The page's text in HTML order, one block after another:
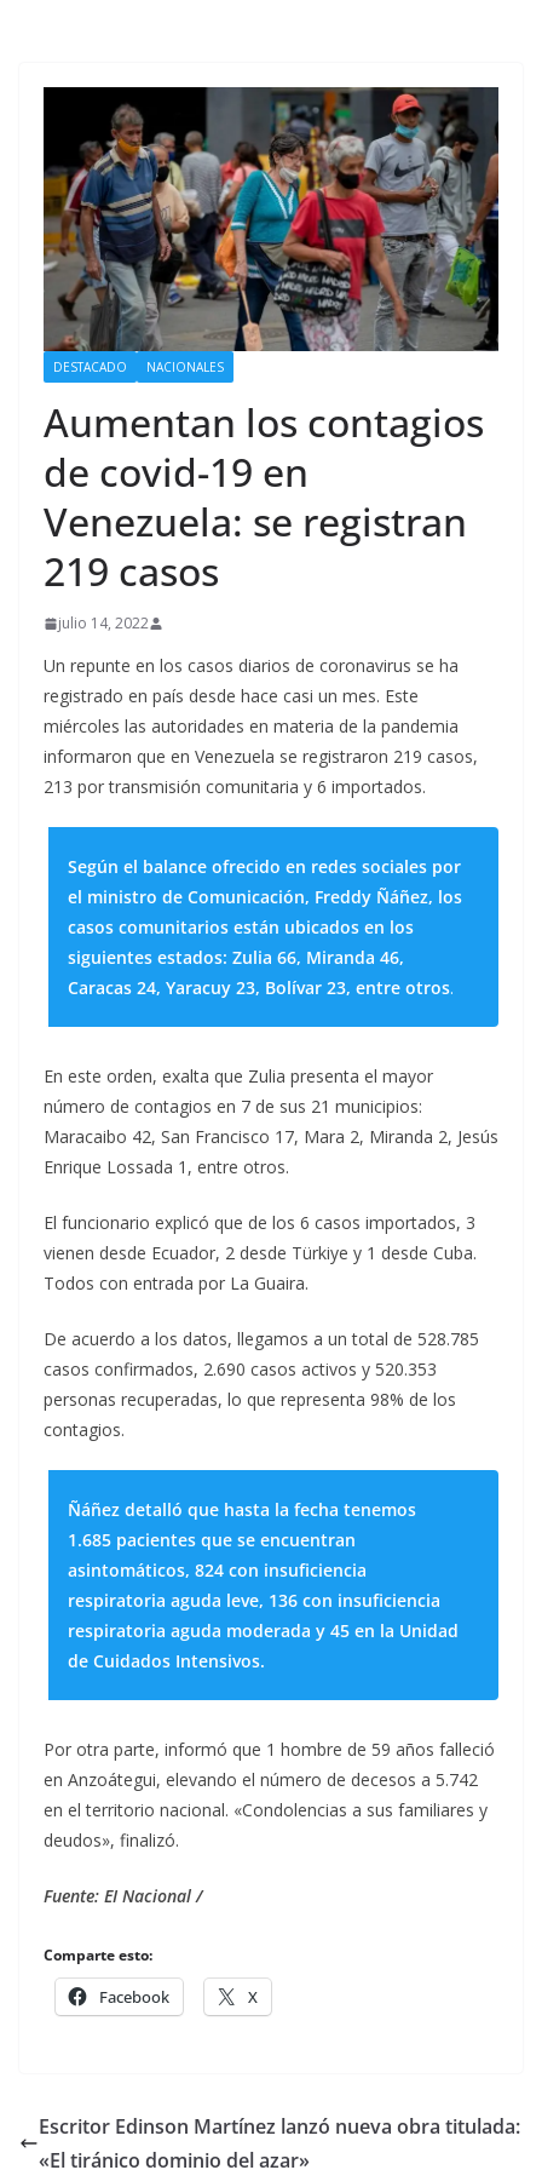
DESTACADO NACIONALES
Aumentan los contagios
de covid-19 en
Venezuela: se registran
219 casos
julio 14, 2022
Un repunte en los casos diarios de coronavirus se ha
registrado en país desde hace casi un mes. Este
miércoles las autoridades en materia de la pandemia
informaron que en Venezuela se registraron 219 casos,
213 por transmisión comunitaria y 6 importados.
Según el balance ofrecido en redes sociales por
el ministro de Comunicación, Freddy Ñáñez, los
casos comunitarios están ubicados en los
siguientes estados: Zulia 66, Miranda 46,
Caracas 24, Yaracuy 23, Bolívar 23, entre otros.
En este orden, exalta que Zulia presenta el mayor
número de contagios en 7 de sus 21 municipios:
Maracaibo 42, San Francisco 17, Mara 2, Miranda 2, Jesús
Enrique Lossada 1, entre otros.
El funcionario explicó que de los 6 casos importados, 3
vienen desde Ecuador, 2 desde Türkiye y 1 desde Cuba.
Todos con entrada por La Guaira.
De acuerdo a los datos, llegamos a un total de 528.785
casos confirmados, 2.690 casos activos y 520.353
personas recuperadas, lo que representa 98% de los
contagios.
Ñáñez detalló que hasta la fecha tenemos
1.685 pacientes que se encuentran
asintomáticos, 824 con insuficiencia
respiratoria aguda leve, 136 con insuficiencia
respiratoria aguda moderada y 45 en la Unidad
de Cuidados Intensivos.
Por otra parte, informó que 1 hombre de 59 años falleció
en Anzoátegui, elevando el número de decesos a 5.742
en el territorio nacional. «Condolencias a sus familiares y
deudos», finalizó.
Fuente: EI Nacional /
Comparte esto:
Facebook X
Escritor Edinson Martínez lanzó nueva obra titulada:
«El tiránico dominio del azar»